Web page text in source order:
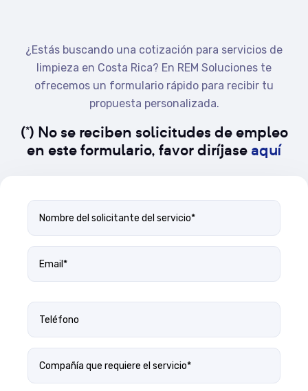
¿Estás buscando una cotización para servicios de
limpieza en Costa Rica? En REM Soluciones te
ofrecemos un formulario rápido para recibir tu
propuesta personalizada.
(*) Nose reciben solicitudes de empleo
en este formulario, favor diríjase aquí